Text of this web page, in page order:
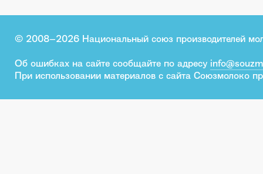
© 2008–2026 Национальный союз производителей
Об ошибках на сайте сообщайте по адресу
При использовании материалов с сайта Союзмолоко